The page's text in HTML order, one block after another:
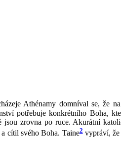
Athénamy domníval se, že
potřebuje konkrétního Boha,
zrovna po ruce. Akurátní
cítil svého Boha. Taine2vypráví, že